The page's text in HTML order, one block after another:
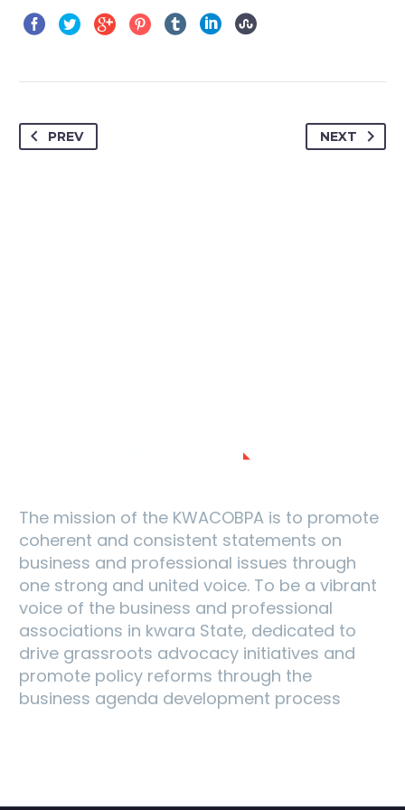
PREV NEXT
The mission of the KWACOBPA is to promote
coherent and consistent statements on
business and professional issues through
one strong and united voice. To be a vibrant
voice of the business and professional
associations in kwara State, dedicated to
drive grassroots advocacy initiatives and
promote policy reforms through the
business agenda development process